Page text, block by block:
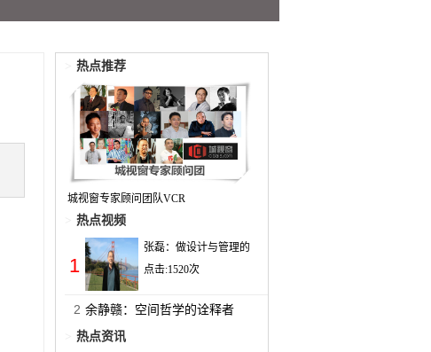
热点推荐
城视窗专家顾问团队VCR
热点视频
1
张磊：做设计与管理的
点击:1520次
2 余静赣：空间哲学的诠释者
热点资讯